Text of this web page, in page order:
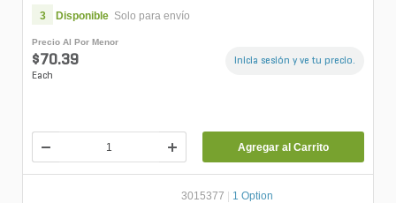
3 Disponible Solo para envío
Precio Al Por Menor
$70.39
Each
Inicia sesión y ve tu precio.
Agregar al Carrito
3015377 | 1 Option